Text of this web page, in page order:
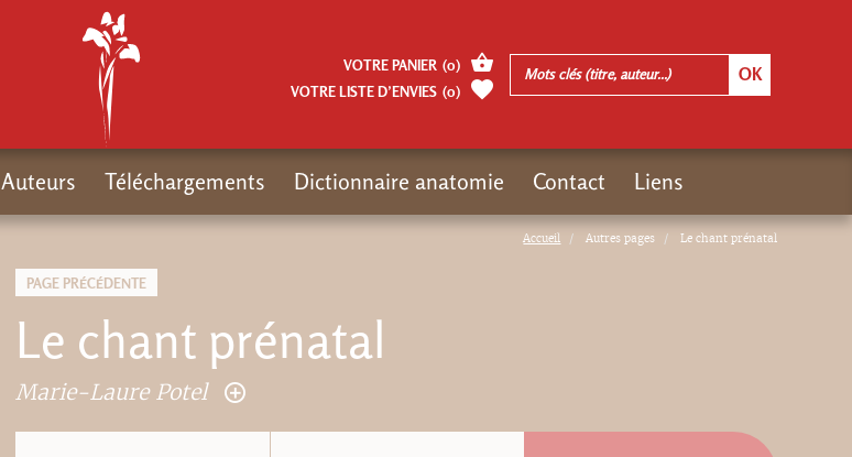
Accueil Autres pages Le chant prénatal
PAGE PRÉCÉDENTE
Le chant prénatal
Marie-Laure Potel
VOTRE PANIER (0)
VOTRE LISTE D’ENVIES (0)
Auteurs Téléchargements Dictionnaire anatomie Contact Liens